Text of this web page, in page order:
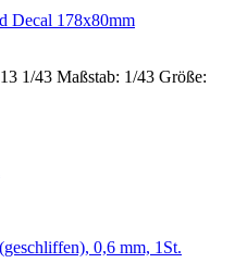
Decal 178x80mm
1/43 Maßstab: 1/43 Größe: